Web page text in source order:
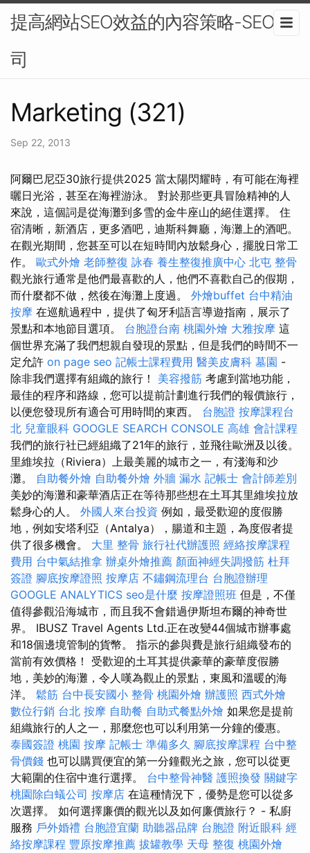
提高網站SEO效益的內容策略-SEO公
司
Marketing (321)
Sep 22, 2013
阿爾巴尼亞30旅行提供2025 當太陽閃耀時，有可能在海裡
曬日光浴，甚至在海裡游泳。 對於那些更具冒險精神的人
來說，這個詞是從海灘到多雪的金牛座山的絕佳選擇。 住
宿清晰，新酒店，更多酒吧，迪斯科舞廳，海灘上的酒吧。
在觀光期間，您甚至可以在短時間內放鬆身心，擺脫日常工
作。 歐式外燴 老師整復 詠春 養生整復推廣中心 北屯 整骨
觀光旅行通常是他們最喜歡的人，他們不喜歡自己的假期，
而什麼都不做，然後在海灘上度過。 外燴buffet 台中精油
按摩 在巡航過程中，提供了匈牙利語言導遊指南，展示了
景點和本地節目選項。 台胞證台南 桃園外燴 大雅按摩 這
個世界充滿了我們想親自發現的景點，但是我們的時間不一
定允許 on page seo 記帳士課程費用 醫美皮膚科 墓園 -
除非我們選擇有組織的旅行！ 美容撥筋 考慮到當地功能，
最佳的程序和路線，您可以提前計劃進行我們的報價旅行，
以便您發現所有適合可用時間的東西。 台胞證 按摩課程台
北 兒童眼科 GOOGLE SEARCH CONSOLE 高雄 會計課程
我們的旅行社已經組織了21年的旅行，並飛往歐洲及以後。
里維埃拉（Riviera）上最美麗的城市之一，有淺海和沙
灘。 自助餐外燴 自助餐外燴 外牆 漏水 記帳士 會計師差別
美妙的海灘和豪華酒店正在等待那些想在土耳其里維埃拉放
鬆身心的人。 外國人來台投資 例如，最受歡迎的度假勝
地，例如安塔利亞（Antalya），腸道和主題，為度假者提
供了很多機會。 大里 整骨 旅行社代辦護照 經絡按摩課程
費用 台中氣結推拿 辦桌外燴推薦 顏面神經失調撥筋 杜拜
簽證 腳底按摩證照 按摩店 不鏽鋼流理台 台胞證辦理
GOOGLE ANALYTICS seo是什麼 按摩證照班 但是，不僅
值得參觀沿海城市，而且我不會錯過伊斯坦布爾的神奇世
界。 IBUSZ Travel Agents Ltd.正在改變44個城市辦事處
和18個邊境管制的貨幣。 指示的參與費是旅行組織發布的
當前有效價格！ 受歡迎的土耳其提供豪華的豪華度假勝
地，美妙的海灘，令人嘆為觀止的景點，東風和溫暖的海
洋。 鬆筋 台中長安國小 整骨 桃園外燴 辦護照 西式外燴
數位行銷 台北 按摩 自助餐 自助式餐點外燴 如果您是提前
組織旅行的人之一，那麼您也可以利用第一分鐘的優惠。
泰國簽證 桃園 按摩 記帳士 準備多久 腳底按摩課程 台中整
骨價錢 也可以購買便宜的第一分鐘觀光之旅，您可以從更
大範圍的住宿中進行選擇。 台中整骨神醫 護照換發 關鍵字
桃園除白蟻公司 按摩店 在這種情況下，優勢是您可以從多
次選擇。 如何選擇廉價的觀光以及如何廉價旅行？ - 私廚
服務 戶外婚禮 台胞證宜蘭 助聽器品牌 台胞證 附近眼科 經
絡按摩課程 豐原按摩推薦 拔罐教學 天母 整復 桃園外燴